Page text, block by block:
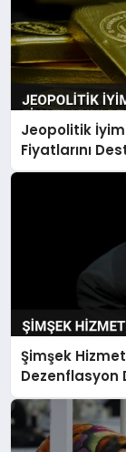
Jeopolitik
Fiyatlarını
Şimşek
Dezenflasyon